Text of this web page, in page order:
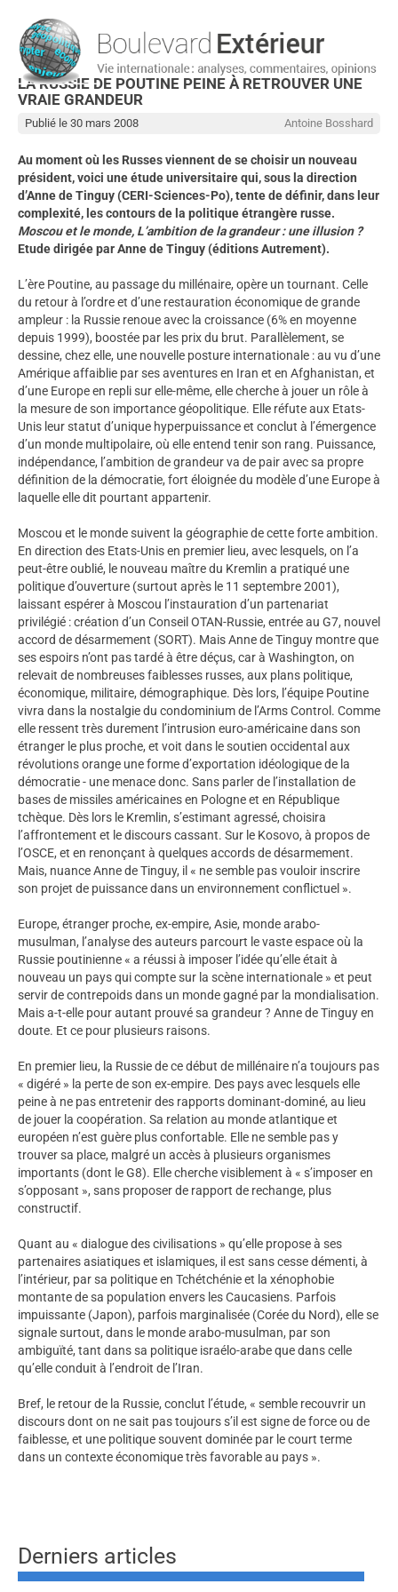
LA RUSSIE DE POUTINE PEINE À RETROUVER UNE
VRAIE GRANDEUR
Antoine Bosshard
Publié le 30 mars 2008
Au moment où les Russes viennent de se choisir un nouveau
président, voici une étude universitaire qui, sous la direction
d’Anne de Tinguy (CERI-Sciences-Po), tente de définir, dans leur
complexité, les contours de la politique étrangère russe.
Moscou et le monde, L’ambition de la grandeur : une illusion ?
Etude dirigée par Anne de Tinguy (éditions Autrement).
L’ère Poutine, au passage du millénaire, opère un tournant. Celle
du retour à l’ordre et d’une restauration économique de grande
ampleur : la Russie renoue avec la croissance (6% en moyenne
depuis 1999), boostée par les prix du brut. Parallèlement, se
dessine, chez elle, une nouvelle posture internationale : au vu d’une
Amérique affaiblie par ses aventures en Iran et en Afghanistan, et
d’une Europe en repli sur elle-même, elle cherche à jouer un rôle à
la mesure de son importance géopolitique. Elle réfute aux Etats-
Unis leur statut d’unique hyperpuissance et conclut à l’émergence
d’un monde multipolaire, où elle entend tenir son rang. Puissance,
indépendance, l’ambition de grandeur va de pair avec sa propre
définition de la démocratie, fort éloignée du modèle d’une Europe à
laquelle elle dit pourtant appartenir.
Moscou et le monde suivent la géographie de cette forte ambition.
En direction des Etats-Unis en premier lieu, avec lesquels, on l’a
peut-être oublié, le nouveau maître du Kremlin a pratiqué une
politique d’ouverture (surtout après le 11 septembre 2001),
laissant espérer à Moscou l’instauration d’un partenariat
privilégié : création d’un Conseil OTAN-Russie, entrée au G7, nouvel
accord de désarmement (SORT). Mais Anne de Tinguy montre que
ses espoirs n’ont pas tardé à être déçus, car à Washington, on
relevait de nombreuses faiblesses russes, aux plans politique,
économique, militaire, démographique. Dès lors, l’équipe Poutine
vivra dans la nostalgie du condominium de l’Arms Control. Comme
elle ressent très durement l’intrusion euro-américaine dans son
étranger le plus proche, et voit dans le soutien occidental aux
révolutions orange une forme d’exportation idéologique de la
démocratie - une menace donc. Sans parler de l’installation de
bases de missiles américaines en Pologne et en République
tchèque. Dès lors le Kremlin, s’estimant agressé, choisira
l’affrontement et le discours cassant. Sur le Kosovo, à propos de
l’OSCE, et en renonçant à quelques accords de désarmement.
Mais, nuance Anne de Tinguy, il « ne semble pas vouloir inscrire
son projet de puissance dans un environnement conflictuel ».
Europe, étranger proche, ex-empire, Asie, monde arabo-
musulman, l’analyse des auteurs parcourt le vaste espace où la
Russie poutinienne « a réussi à imposer l’idée qu’elle était à
nouveau un pays qui compte sur la scène internationale » et peut
servir de contrepoids dans un monde gagné par la mondialisation.
Mais a-t-elle pour autant prouvé sa grandeur ? Anne de Tinguy en
doute. Et ce pour plusieurs raisons.
En premier lieu, la Russie de ce début de millénaire n’a toujours pas
« digéré » la perte de son ex-empire. Des pays avec lesquels elle
peine à ne pas entretenir des rapports dominant-dominé, au lieu
de jouer la coopération. Sa relation au monde atlantique et
européen n’est guère plus confortable. Elle ne semble pas y
trouver sa place, malgré un accès à plusieurs organismes
importants (dont le G8). Elle cherche visiblement à « s’imposer en
s’opposant », sans proposer de rapport de rechange, plus
constructif.
Quant au « dialogue des civilisations » qu’elle propose à ses
partenaires asiatiques et islamiques, il est sans cesse démenti, à
l’intérieur, par sa politique en Tchétchénie et la xénophobie
montante de sa population envers les Caucasiens. Parfois
impuissante (Japon), parfois marginalisée (Corée du Nord), elle se
signale surtout, dans le monde arabo-musulman, par son
ambiguïté, tant dans sa politique israélo-arabe que dans celle
qu’elle conduit à l’endroit de l’Iran.
Bref, le retour de la Russie, conclut l’étude, « semble recouvrir un
discours dont on ne sait pas toujours s’il est signe de force ou de
faiblesse, et une politique souvent dominée par le court terme
dans un contexte économique très favorable au pays ».
Derniers articles